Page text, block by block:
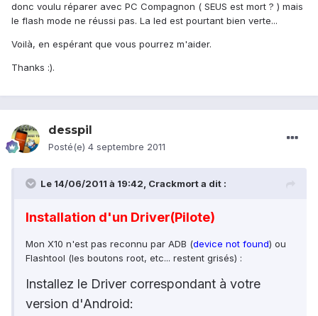
donc voulu réparer avec PC Compagnon ( SEUS est mort ? ) mais
le flash mode ne réussi pas. La led est pourtant bien verte...
Voilà, en espérant que vous pourrez m'aider.
Thanks :).
desspil
Posté(e) 4 septembre 2011
Le 14/06/2011 à 19:42, Crackmort a dit :
Installation d'un Driver(Pilote)
Mon X10 n'est pas reconnu par ADB (device not found) ou
Flashtool (les boutons root, etc... restent grisés) :
Installez le Driver correspondant à votre
version d'Android: